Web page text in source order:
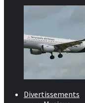
Divertissements